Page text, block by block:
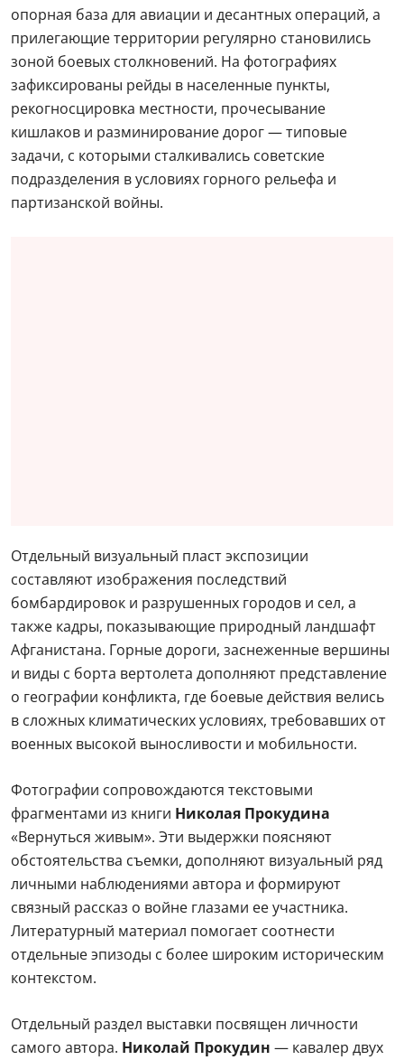
опорная база для авиации и десантных операций, а
прилегающие территории регулярно становились
зоной боевых столкновений. На фотографиях
зафиксированы рейды в населенные пункты,
рекогносцировка местности, прочесывание
кишлаков и разминирование дорог — типовые
задачи, с которыми сталкивались советские
подразделения в условиях горного рельефа и
партизанской войны.
Отдельный визуальный пласт экспозиции
составляют изображения последствий
бомбардировок и разрушенных городов и сел, а
также кадры, показывающие природный ландшафт
Афганистана. Горные дороги, заснеженные вершины
и виды с борта вертолета дополняют представление
о географии конфликта, где боевые действия велись
в сложных климатических условиях, требовавших от
военных высокой выносливости и мобильности.
Фотографии сопровождаются текстовыми
фрагментами из книги Николая Прокудина
«Вернуться живым». Эти выдержки поясняют
обстоятельства съемки, дополняют визуальный ряд
личными наблюдениями автора и формируют
связный рассказ о войне глазами ее участника.
Литературный материал помогает соотнести
отдельные эпизоды с более широким историческим
контекстом.
Отдельный раздел выставки посвящен личности
самого автора. Николай Прокудин — кавалер двух